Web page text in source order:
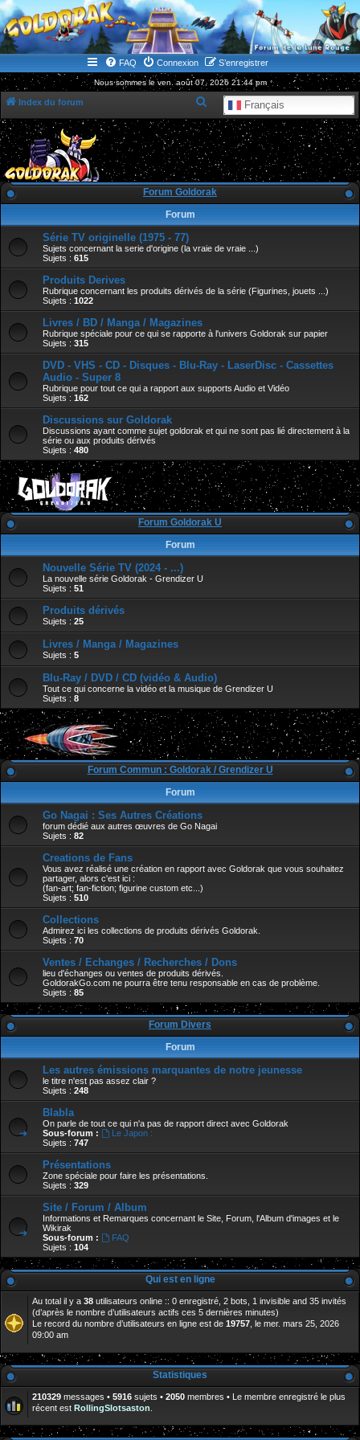
WWW.GOLDORAKGO.COM
le site de la Lune Rouge
FAQ Connexion S’enregistrer
Nous sommes le ven. août 07, 2026 21:44 pm
Index du forum Français
e
c
h
r
Forum Goldorak
Forum
Série TV originelle (1975 - 77)
Sujets concernant la serie d'origine (la vraie de vraie ...)
Sujets : 615
Produits Derives
Rubrique concernant les produits dérivés de la série (Figurines, jouets ...)
Sujets : 1022
Livres / BD / Manga / Magazines
Rubrique spéciale pour ce qui se rapporte à l'univers Goldorak sur papier
Sujets : 315
DVD - VHS - CD - Disques - Blu-Ray - LaserDisc - Cassettes
Audio - Super 8
Rubrique pour tout ce qui a rapport aux supports Audio et Vidéo
Sujets : 162
Discussions sur Goldorak
Discussions ayant comme sujet goldorak et qui ne sont pas lié directement à la
série ou aux produits dérivés
Sujets : 480
Forum Goldorak U
Forum
Nouvelle Série TV (2024 - ...)
La nouvelle série Goldorak - Grendizer U
Sujets : 51
Produits dérivés
Sujets : 25
Livres / Manga / Magazines
Sujets : 5
Blu-Ray / DVD / CD (vidéo & Audio)
Tout ce qui concerne la vidéo et la musique de Grendizer U
Sujets : 8
Forum Commun : Goldorak / Grendizer U
Forum
Go Nagai : Ses Autres Créations
forum dédié aux autres œuvres de Go Nagai
Sujets : 82
Creations de Fans
Vous avez réalisé une création en rapport avec Goldorak que vous souhaitez
partager, alors c'est ici :
(fan-art; fan-fiction; figurine custom etc...)
Sujets : 510
Collections
Admirez ici les collections de produits dérivés Goldorak.
Sujets : 70
Ventes / Echanges / Recherches / Dons
lieu d'échanges ou ventes de produits dérivés.
GoldorakGo.com ne pourra être tenu responsable en cas de problème.
Sujets : 85
Forum Divers
Forum
Les autres émissions marquantes de notre jeunesse
le titre n'est pas assez clair ?
Sujets : 248
Blabla
On parle de tout ce qui n'a pas de rapport direct avec Goldorak
Sous-forum :
Le Japon :
Sujets : 747
Présentations
Zone spéciale pour faire les présentations.
Sujets : 329
Site / Forum / Album
Informations et Remarques concernant le Site, Forum, l'Album d'images et le
Wikirak
Sous-forum :
FAQ
Sujets : 104
Qui est en ligne
Au total il y a 38 utilisateurs online :: 0 enregistré, 2 bots, 1 invisible and 35 invités
(d’après le nombre d’utilisateurs actifs ces 5 dernières minutes)
Le record du nombre d’utilisateurs en ligne est de 19757 , le mer. mars 25, 2026
09:00 am
Statistiques
210329 messages • 5916 sujets • 2050 membres • Le membre enregistré le plus
récent est RollingSlotsaston